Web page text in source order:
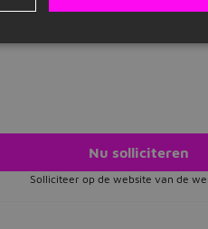
onder het dak van een ander:
Nu solliciteren
Solliciteer op de website van de